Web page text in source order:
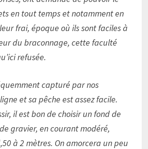
en tout temps et notamment en
frai, époque où ils sont faciles à
du braconnage, cette faculté
refusée.
capturé par nos
et sa pêche est assez facile.
il est bon de choisir un fond de
gravier, en courant modéré,
,50 à 2 mètres. On amorcera un peu